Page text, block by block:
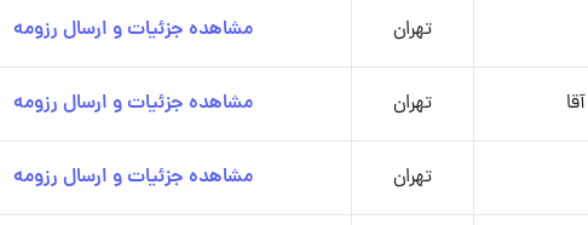
تهران مشاهده جزئیات و ارسال رزومه
تهران مشاهده جزئیات و ارسال رزومه
تهران مشاهده جزئیات و ارسال رزومه